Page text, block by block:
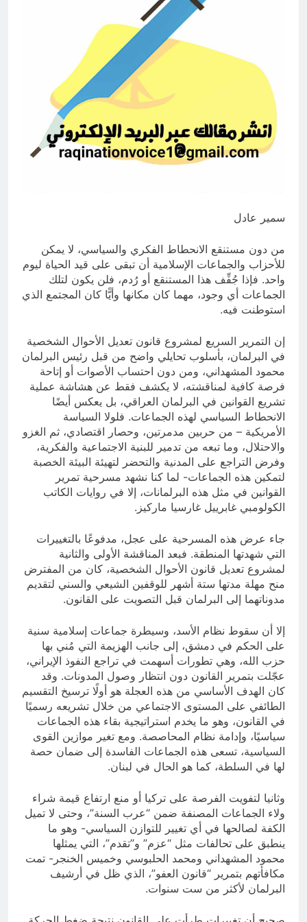
انتهت الحرب… لكن لم ينتهي
الموت
19 ساعة Ago
سمير عادل
من دون مستنقع الانحطاط الفكري والسياسي، لا يمكن
للأحزاب والجماعات الإسلامية أن تبقى على قيد الحياة ليوم
واحد. فإذا جُفِّف هذا المستنقع أو رُدم، فلن يكون لتلك
الجماعات أي وجود، مهما كان مكانها وأيًّا كان المجتمع الذي
استوطنت فيه.
إن التمرير السريع لمشروع قانون تعديل الأحوال الشخصية
في البرلمان، بأسلوب تحايلي واضح من قبل رئيس البرلمان
محمود المشهداني، ومن دون احتساب الأصوات أو إتاحة
فرصة كافية لمناقشته، لا يكشف فقط عن هشاشة عملية
تشريع القوانين في البرلمان العراقي، بل يعكس أيضًا
الانحطاط السياسي لهذه الجماعات. فلولا السياسة
الأمريكية – من حربين مدمرتين، وحصار اقتصادي، ثم الغزو
والاحتلال، وما تبعه من تدمير للبنية الاجتماعية والفكرية،
وفرض التراجع على المدنية والتحضر لتهيئة البيئة الخصبة
لتمكين هذه الجماعات- لما كنا نشهد مسرحية تمرير
القوانين في مثل هذه البرلمانات، إلا في روايات الكاتب
الكولومبي غابرييل غارسيا ماركيز.
جاء عرض هذه المسرحية على عجل، مدفوعًا بالتغييرات
التي شهدتها المنطقة. فبعد المناقشة الأولى والثانية
لمشروع تعديل قانون الأحوال الشخصية، كان من المفترض
منح مهلة مدتها ستة أشهر للوقفين الشيعي والسني لتقديم
مدوناتهما إلى البرلمان قبل التصويت على القانون.
إلا أن سقوط نظام الأسد، وسيطرة جماعات إسلامية سنية
على الحكم في دمشق، إلى جانب الهزيمة التي مُني بها
حزب الله، وهي تطورات أسهمت في تراجع النفوذ الإيراني،
عجّلت بتمرير القانون دون انتظار وصول المدونات. وقد
كان الهدف الأساسي من هذه العجلة هو أولًا ترسيخ التقسيم
الطائفي على المستوى الاجتماعي من خلال تشريعه رسميًا
في القانون، وهو ما يخدم استراتيجية بقاء هذه الجماعات
سياسيًا، وإدامة نظام المحاصصة. ومع تغير موازين القوى
السياسية، تسعى هذه الجماعات الفاسدة إلى ضمان حصة
لها في السلطة، كما هو الحال في لبنان.
وثانيا لتفويت الفرصة على تركيا أو منع ارتفاع قيمة شراء
ولاء الجماعات المصنفة ضمن “عرب السنة”، وحتى لا تميل
الكفة لصالحها في أي تغيير للتوازن السياسي- وهو ما
ينطبق على تحالفات مثل “عزم” و”تقدم”، التي يمثلها
محمود المشهداني ومحمد الحلبوسي وخميس الخنجر- تمت
مكافأتهم بتمرير “قانون العفو”، الذي ظل في أرشيف
البرلمان لأكثر من ست سنوات.